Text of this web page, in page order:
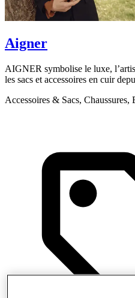
Aigner
AIGNER symbolise le luxe,
les sacs et accessoires en cuir
Accessoires & Sacs,